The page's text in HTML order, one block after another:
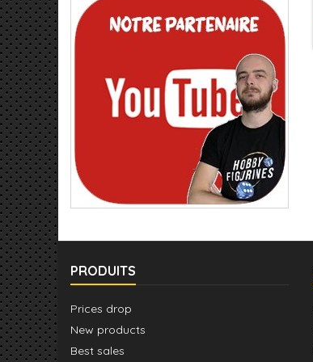
PRODUITS
Prices drop
New products
Best sales